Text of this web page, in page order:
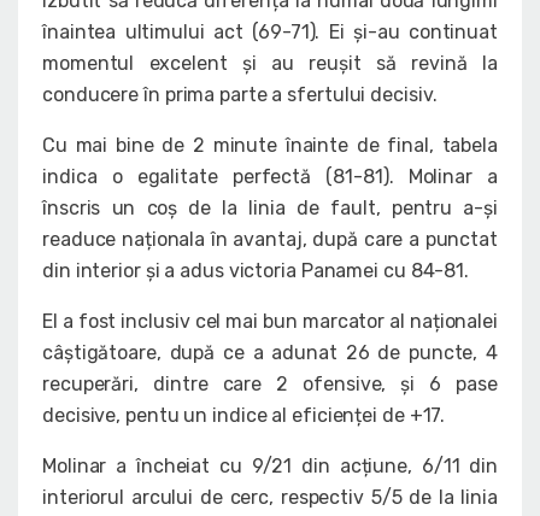
înaintea ultimului act (69-71). Ei și-au continuat
momentul excelent și au reușit să revină la
conducere în prima parte a sfertului decisiv.
Cu mai bine de 2 minute înainte de final, tabela
indica o egalitate perfectă (81-81). Molinar a
înscris un coș de la linia de fault, pentru a-și
readuce naționala în avantaj, după care a punctat
din interior și a adus victoria Panamei cu 84-81.
El a fost inclusiv cel mai bun marcator al naționalei
câștigătoare, după ce a adunat 26 de puncte, 4
recuperări, dintre care 2 ofensive, și 6 pase
decisive, pentu un indice al eficienței de +17.
Molinar a încheiat cu 9/21 din acțiune, 6/11 din
interiorul arcului de cerc, respectiv 5/5 de la linia